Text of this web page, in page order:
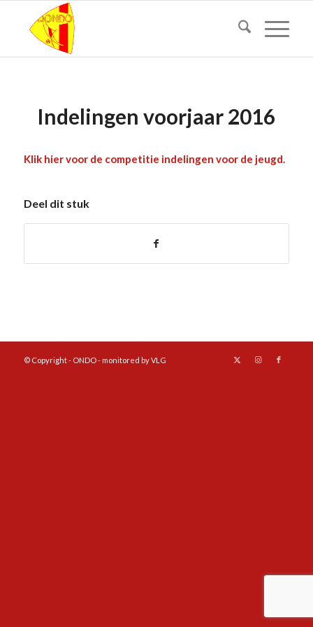
Indelingen voorjaar 2016
Klik hier voor de competitie indelingen voor de jeugd.
Deel dit stuk
© Copyright - ONDO - monitored by VLG